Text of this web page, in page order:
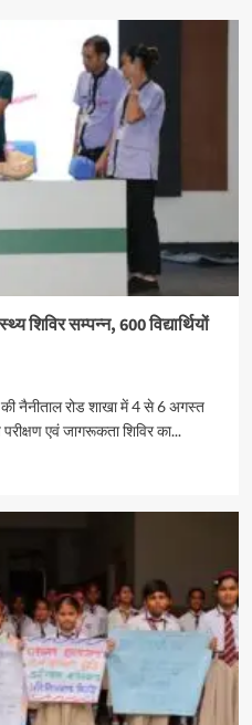
शिविर सम्पन्न, 600 विद्यार्थियों
नैनीताल रोड शाखा में 4 से 6 अगस्त
एवं जागरूकता शिविर का...